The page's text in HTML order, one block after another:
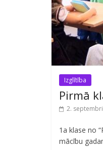
Izglītība
Pirmā
2.
1a klase no
mācību